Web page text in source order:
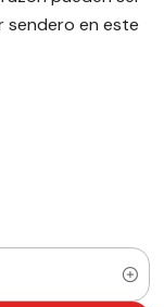
sendero en este